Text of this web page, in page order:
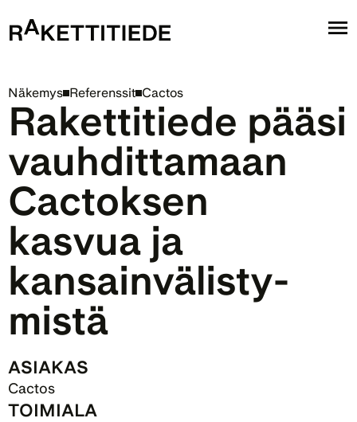
Näkemys Referenssit Cactos
Rakettitiede pääsi
vauhdittamaan
Cactoksen
kasvua ja
kansainvälis­ty­
mis­tä
ASIAKAS
Cactos
TOIMIALA